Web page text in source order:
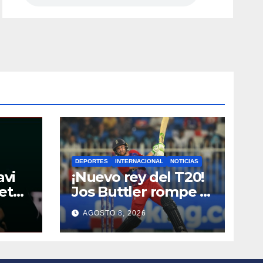
DEPORTES INTERNACIONAL NOTICIAS
¡Nuevo rey del T20!
Jos Buttler rompe el
récord histórico de
Kieron Pollard
AGOSTO 8, 2026